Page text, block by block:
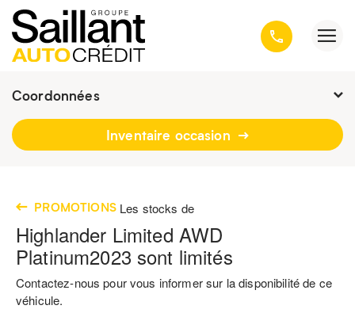
Coordonnées
Présentement ouvert jusqu'à 19h
Inventaire occasion
PROMOTIONS Les stocks de
Highlander Limited AWD
Platinum2023 sont limités
Contactez-nous pour vous informer sur la disponibilité de ce
véhicule.